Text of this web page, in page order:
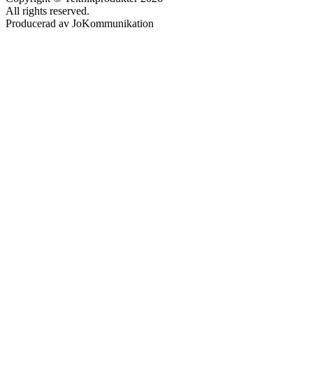
All rights reserved.
Producerad av JoKommunikation